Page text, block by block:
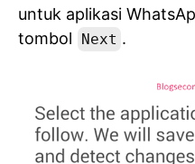
untuk aplikasi
tombol
Next .